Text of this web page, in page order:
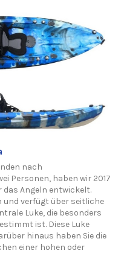
nach
Personen, haben wir 2017
das Angeln entwickelt.
und verfügt über seitliche
Luke, die besonders
ist. Diese Luke
hinaus haben Sie die
einer hohen oder